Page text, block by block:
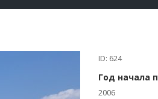
ID: 624
Год начала
2006